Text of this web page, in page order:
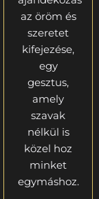
az öröm és
szeretet
kifejezése,
egy
gesztus,
amely
szavak
nélkül is
közel hoz
minket
egymáshoz.